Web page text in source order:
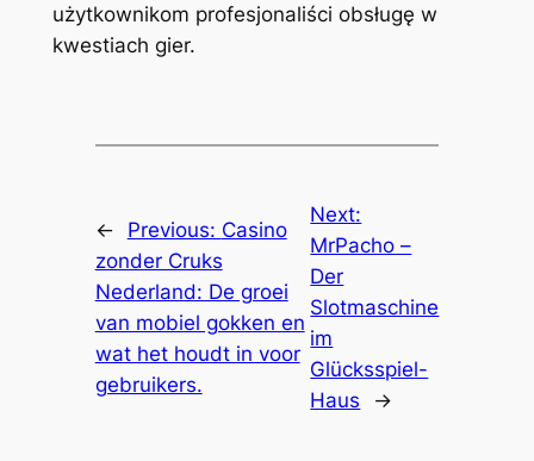
użytkownikom profesjonaliści obsługę w
kwestiach gier.
← Previous: Casino
zonder Cruks
Nederland: De groei
van mobiel gokken en
wat het houdt in voor
gebruikers.
Next:
MrPacho –
Der
Slotmaschine
im
Glücksspiel-
Haus
→